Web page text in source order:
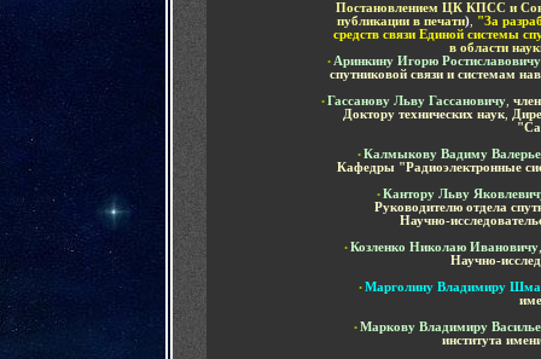
Постановлением ЦК КПСС и
публикации в печати)
"За
средств связи Единой системы
в области
• Аринкину Игорю Ростиславовичу
спутниковой связи и системам
• Гассанову Льву Гассановичу
Доктору технических наук,
• Калмыкову Вадиму
Кафедры "Радиоэлектронные
• Кантору Льву
Руководителю отдела
Научно-
• Козленко Николаю Ивановичу
Научно-
• Марголину Владимиру
• Маркову Владимиру
института